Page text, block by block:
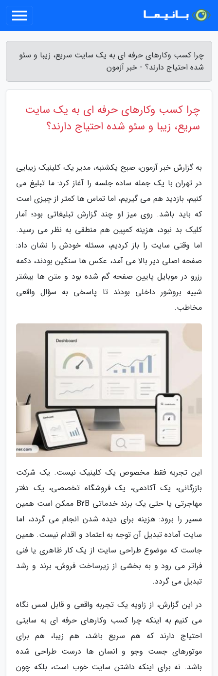
چرا کسب وکارهای حرفه ای به یک سایت سریع، زیبا و سئو
شده احتیاج دارند؟ - خبر آزمون
چرا کسب وکارهای حرفه ای به یک سایت
سریع، زیبا و سئو شده احتیاج دارند؟
به گزارش خبر آزمون، صبح یکشنبه، مدیر یک کلینیک زیبایی
در تهران با یک جمله ساده جلسه را آغاز کرد: ما تبلیغ می
کنیم، بازدید هم می گیریم، اما تماس ها کمتر از چیزی است
که باید باشد. روی میز او چند گزارش تبلیغاتی بود؛ آمار
کلیک بد نبود، هزینه کمپین هم منطقی به نظر می رسید.
اما وقتی سایت را باز کردیم، مسئله خودش را نشان داد:
صفحه اصلی دیر بالا می آمد، عکس ها سنگین بودند، دکمه
رزرو در موبایل پایین صفحه گم شده بود و متن ها بیشتر
شبیه بروشور داخلی بودند تا پاسخی به سؤال واقعی
مخاطب.
این تجربه فقط مخصوص یک کلینیک نیست. یک شرکت
بازرگانی، یک آکادمی، یک فروشگاه تخصصی، یک دفتر
مهاجرتی یا حتی یک برند خدماتی B2B ممکن است همین
مسیر را برود: هزینه برای دیده شدن انجام می گردد، اما
سایت آماده تبدیل آن توجه به اعتماد و اقدام نیست. همین
جاست که موضوع طراحی سایت از یک کار ظاهری یا فنی
فراتر می رود و به بخشی از زیرساخت فروش، برند و رشد
تبدیل می گردد.
در این گزارش، از زاویه یک تجربه واقعی و قابل لمس نگاه
می کنیم به اینکه چرا کسب وکارهای حرفه ای به سایتی
احتیاج دارند که هم سریع باشد، هم زیبا، هم برای
موتورهای جست وجو و انسان ها درست طراحی شده
باشد. نه برای اینکه داشتن سایت خوب است، بلکه چون